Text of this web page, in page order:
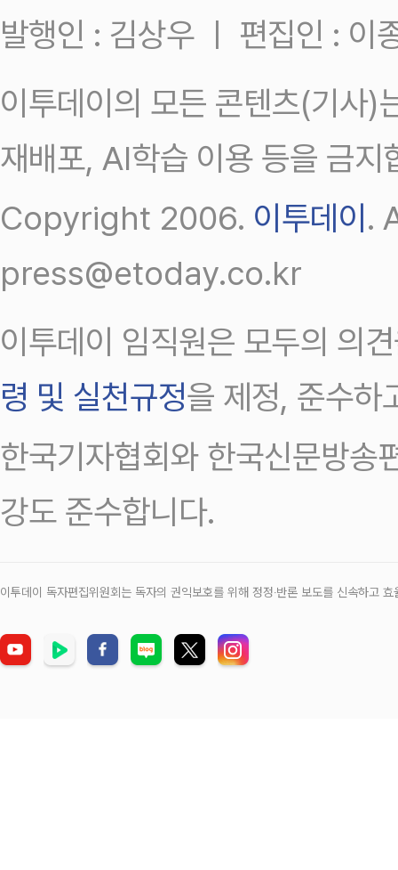
발행인 : 김상우 ㅣ 편집인 : 이
이투데이의 모든 콘텐츠(기사)
재배포, AI학습 이용 등을 금지
Copyright 2006. 이투데이.
press@etoday.co.kr
이투데이 임직원은 모두의 의
령 및 실천규정을 제정, 준수하
한국기자협회와 한국신문방송
강도 준수합니다.
이투데이 독자편집위원회는 독자의 권익보호를 위해 정정‧반론 보도를 신속하고